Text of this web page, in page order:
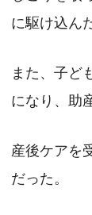
に駆け込ん
また、子ど
になり、助
産後ケアを
だった。